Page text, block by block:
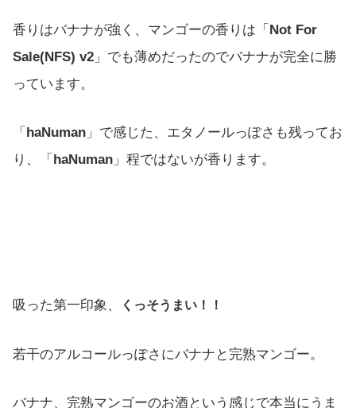
香りはバナナが強く、マンゴーの香りは「 Not For
Sale(NFS) v2 」でも薄めだったのでバナナが完全に勝
っています。
「 haNuman 」で感じた、エタノールっぽさも残ってお
り、「 haNuman 」程ではないが香ります。
吸った第一印象、 くっそうまい！！
若干のアルコールっぽさにバナナと完熟マンゴー。
バナナ、完熟マンゴーのお酒という感じで本当にうま